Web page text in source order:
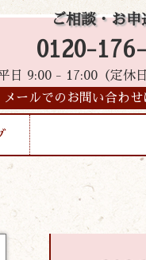
ご相談・お申
0120-
日 9:00 - 17:00（定休
メールでのお問い合わ